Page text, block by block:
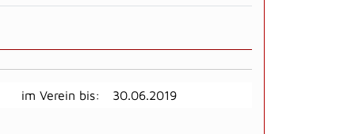
im Verein bis: 30.06.2019